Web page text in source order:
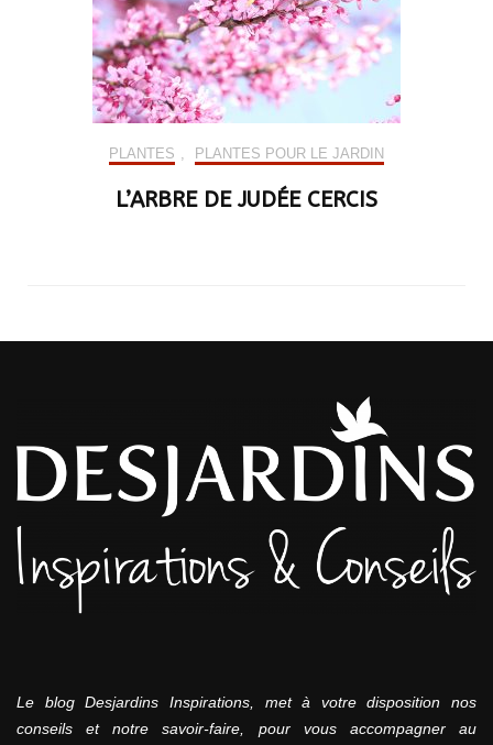
PLANTES PLANTES POUR LE JARDIN
L’ARBRE DE JUDÉE CERCIS
Le blog Desjardins Inspirations, met à votre disposition nos
conseils et notre savoir-faire, pour vous accompagner au